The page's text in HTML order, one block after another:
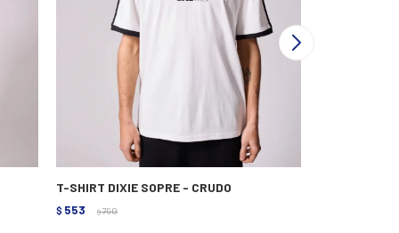
T-SHIRT DIXIE SOPRE - CRUDO
$ 553 $ 790